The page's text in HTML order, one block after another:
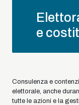
e
Consulenza e
elettorale, anche
tutte le azioni e la